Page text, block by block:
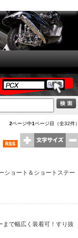
2ページ中1ページ目（全32件）
ショート＆ショートステー
まで幅広く装着可！すり抜